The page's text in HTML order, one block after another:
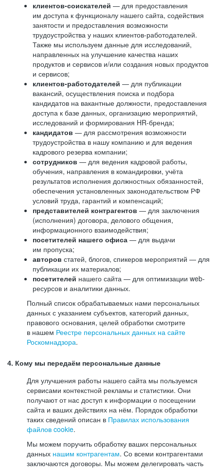
клиентов-соискателей — для предоставления
им доступа к функционалу нашего сайта, содействия
занятости и предоставления возможности
трудоустройства у наших клиентов-работодателей.
Также мы используем данные для исследований,
направленных на улучшение качества наших
продуктов и сервисов и/или создания новых продуктов
и сервисов;
клиентов-работодателей — для публикации
вакансий, осуществления поиска и подбора
кандидатов на вакантные должности, предоставления
доступа к базе данных, организацию мероприятий,
исследований и формирования HR-бренда;
кандидатов — для рассмотрения возможности
трудоустройства в нашу компанию и для ведения
кадрового резерва компании;
сотрудников — для ведения кадровой работы,
обучения, направления в командировки, учёта
результатов исполнения должностных обязанностей,
обеспечения установленных законодательством РФ
условий труда, гарантий и компенсаций;
представителей контрагентов — для заключения
(исполнения) договора, делового общения,
информационного взаимодействия;
посетителей нашего офиса — для выдачи
им пропуска;
авторов статей, блогов, спикеров мероприятий — для
публикации их материалов;
посетителей нашего сайта — для оптимизации web-
ресурсов и аналитики данных.
Полный список обрабатываемых нами персональных
данных с указанием субъектов, категорий данных,
правового основания, целей обработки смотрите
в нашем Реестре персональных данных на сайте
Роскомнадзора.
4. Кому мы передаём персональные данные
Для улучшения работы нашего сайта мы пользуемся
сервисами контекстной рекламы и статистики. Они
получают от нас доступ к информации о посещении
сайта и ваших действиях на нём. Порядок обработки
таких сведений описан в Правилах использования
файлов cookie.
Мы можем поручить обработку ваших персональных
данных нашим контрагентам. Со всеми контрагентами
заключаются договоры. Мы можем делегировать часть